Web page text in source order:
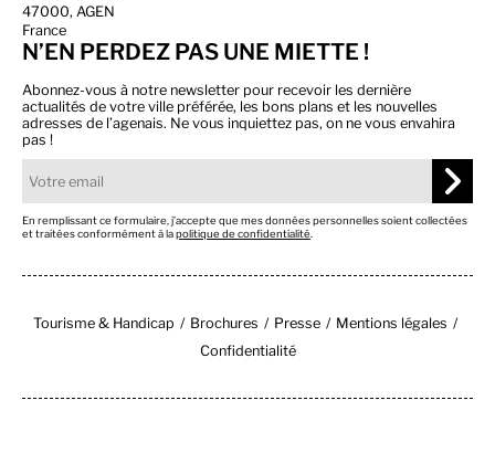
47000, AGEN
France
N’EN PERDEZ PAS UNE MIETTE !
Abonnez-vous à notre newsletter pour recevoir les dernière
actualités de votre ville préférée, les bons plans et les nouvelles
adresses de l’agenais. Ne vous inquiettez pas, on ne vous envahira
pas !
En remplissant ce formulaire, j’accepte que mes données personnelles soient collectées
et traitées conformément à lapolitique de confidentialité
Tourisme & Handicap Brochures Presse
Mentions légales
Confidentialité